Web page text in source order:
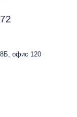
8Б, офис 120